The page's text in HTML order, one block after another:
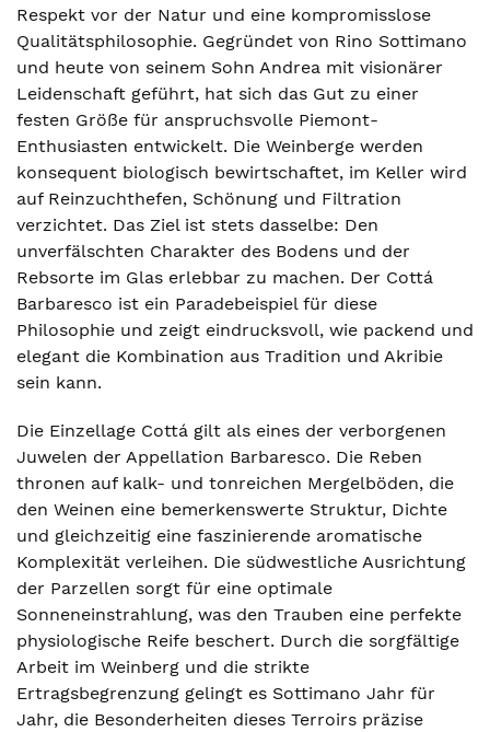
Respekt vor der Natur und eine kompromisslose
Qualitätsphilosophie. Gegründet von Rino Sottimano
und heute von seinem Sohn Andrea mit visionärer
Leidenschaft geführt, hat sich das Gut zu einer
festen Größe für anspruchsvolle Piemont-
Enthusiasten entwickelt. Die Weinberge werden
konsequent biologisch bewirtschaftet, im Keller wird
auf Reinzuchthefen, Schönung und Filtration
verzichtet. Das Ziel ist stets dasselbe: Den
unverfälschten Charakter des Bodens und der
Rebsorte im Glas erlebbar zu machen. Der Cottá
Barbaresco ist ein Paradebeispiel für diese
Philosophie und zeigt eindrucksvoll, wie packend und
elegant die Kombination aus Tradition und Akribie
sein kann.
Die Einzellage Cottá gilt als eines der verborgenen
Juwelen der Appellation Barbaresco. Die Reben
thronen auf kalk- und tonreichen Mergelböden, die
den Weinen eine bemerkenswerte Struktur, Dichte
und gleichzeitig eine faszinierende aromatische
Komplexität verleihen. Die südwestliche Ausrichtung
der Parzellen sorgt für eine optimale
Sonneneinstrahlung, was den Trauben eine perfekte
physiologische Reife beschert. Durch die sorgfältige
Arbeit im Weinberg und die strikte
Ertragsbegrenzung gelingt es Sottimano Jahr für
Jahr, die Besonderheiten dieses Terroirs präzise